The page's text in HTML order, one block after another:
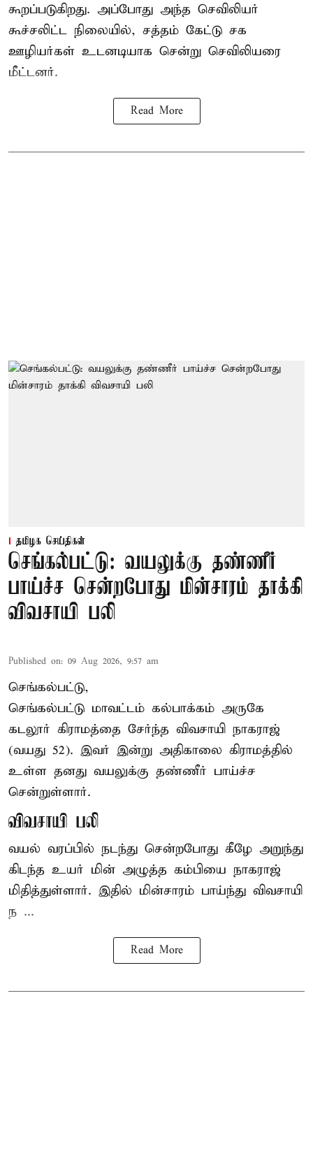
கூறப்படுகிறது. அப்போது அந்த செவிலியர்
கூச்சலிட்ட நிலையில், சத்தம் கேட்டு சக
ஊழியர்கள் உடனடியாக சென்று செவிலியரை
மீட்டனர்.
Read More
தமிழக செய்திகள்
செங்கல்பட்டு: வயலுக்கு தண்ணீர்
பாய்ச்ச சென்றபோது மின்சாரம் தாக்கி
விவசாயி பலி
Published on: 09 Aug 2026, 9:57 am
செங்கல்பட்டு,
செங்கல்பட்டு மாவட்டம் கல்பாக்கம் அருகே
கடலூர் கிராமத்தை சேர்ந்த விவசாயி நாகராஜ்
(வயது 52). இவர் இன்று அதிகாலை கிராமத்தில்
உள்ள தனது வயலுக்கு தண்ணீர் பாய்ச்ச
சென்றுள்ளார்.
விவசாயி பலி
வயல் வரப்பில் நடந்து சென்றபோது கீழே அறுந்து
கிடந்த உயர் மின் அழுத்த கம்பியை நாகராஜ்
மிதித்துள்ளார். இதில் மின்சாரம் பாய்ந்து விவசாயி
ந ...
Read More